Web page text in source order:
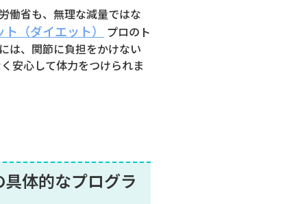
働省も、無理な減量ではな
（ダイエット）
プロのト
は、関節に負担をかけない
安心して体力をつけられま
体的なプログラ